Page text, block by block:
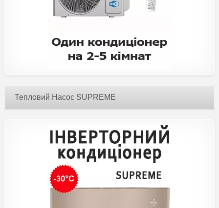
Тепловий Насос SUPREME